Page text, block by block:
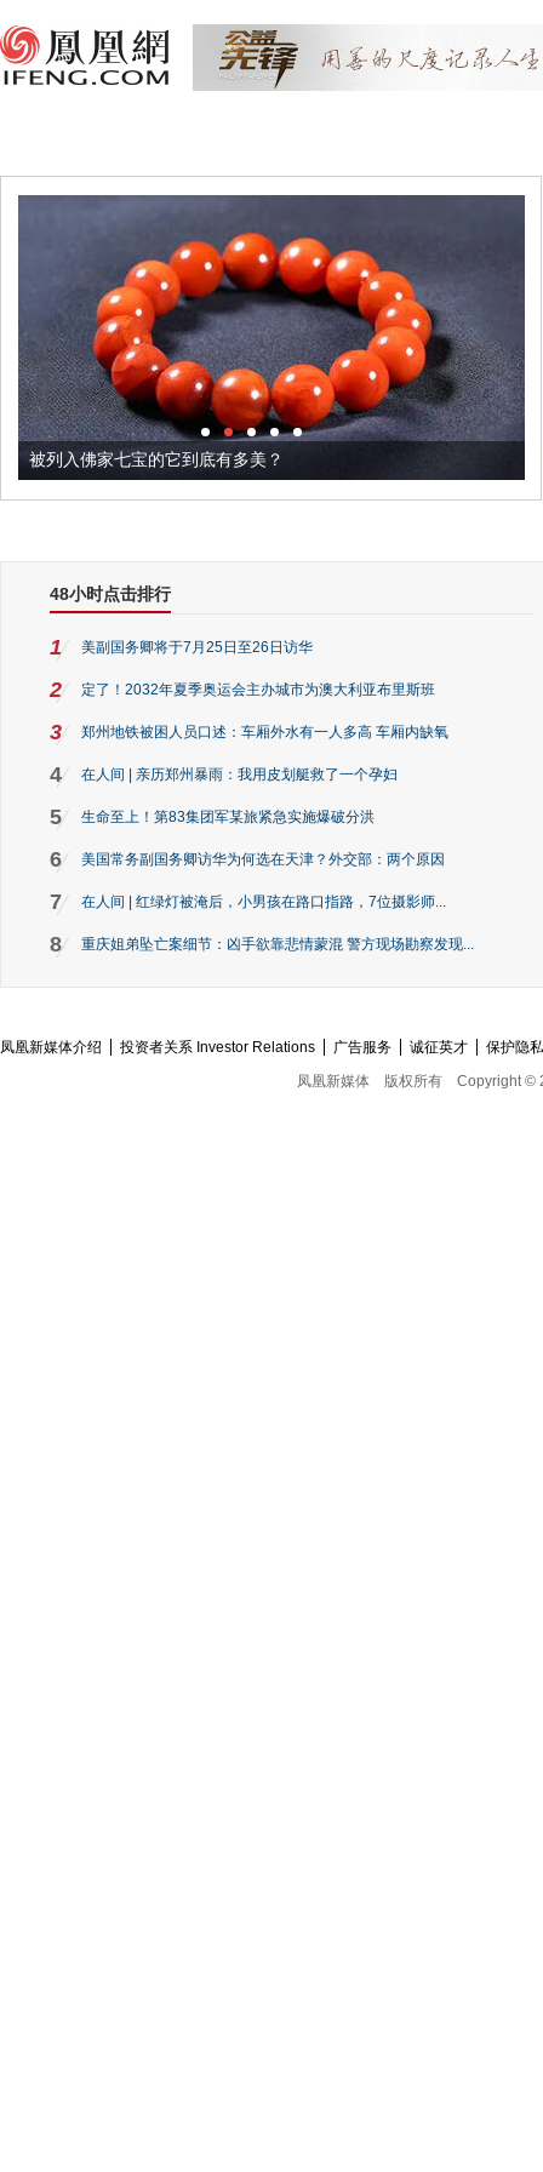
被列入佛家七宝的它到底有多美？
48小时点击排行
1 美副国务卿将于7月25日至26日访华
2 定了！2032年夏季奥运会主办城市为澳大利亚布里斯班
3 郑州地铁被困人员口述：车厢外水有一人多高 车厢内缺氧
4 在人间 | 亲历郑州暴雨：我用皮划艇救了一个孕妇
5 生命至上！第83集团军某旅紧急实施爆破分洪
6 美国常务副国务卿访华为何选在天津？外交部：两个原因
7 在人间 | 红绿灯被淹后，小男孩在路口指路，7位摄影师...
8 重庆姐弟坠亡案细节：凶手欲靠悲情蒙混 警方现场勘察发现...
凤凰新媒体介绍 投资者关系 Investor Relations 广告服务 诚征英才
保护隐
凤凰新媒体
版权所有 Copyright ©